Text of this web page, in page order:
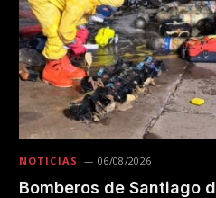
NOTICIAS 06/08/2026
Bomberos de Santiago